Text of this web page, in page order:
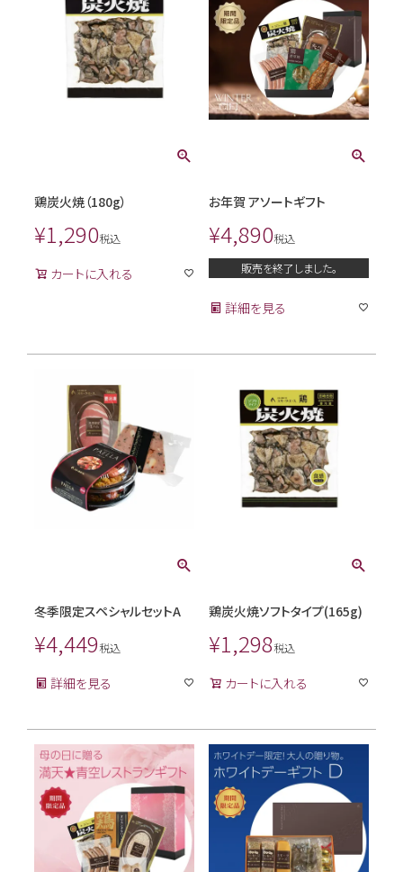
鶏炭火焼（180g）
¥1,290税込
カートに入れる
お年賀 アソートギフト
¥4,890税込
販売を終了しました。
詳細を見る
冬季限定スペシャルセットA
¥4,449税込
詳細を見る
鶏炭火焼ソフトタイプ(165g)
¥1,298税込
カートに入れる